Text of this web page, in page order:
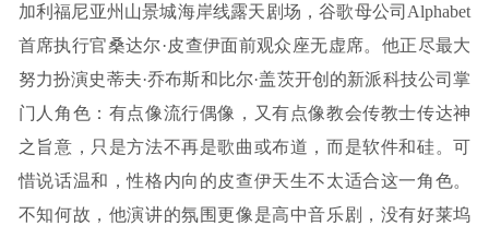
加利福尼亚州山景城海岸线露天剧场，谷歌母公司Alphabet
首席执行官桑达尔·皮查伊面前观众座无虚席。他正尽最大
努力扮演史蒂夫·乔布斯和比尔·盖茨开创的新派科技公司掌
门人角色：有点像流行偶像，又有点像教会传教士传达神
之旨意，只是方法不再是歌曲或布道，而是软件和硅。可
惜说话温和，性格内向的皮查伊天生不太适合这一角色。
不知何故，他演讲的氛围更像是高中音乐剧，没有好莱坞